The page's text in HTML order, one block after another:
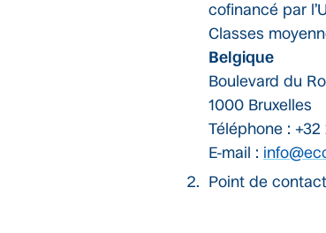
cofinancé par
Classes
Belgique
Boulevard du
1000 Bruxelles
Téléphone :
E-mail :
Point de